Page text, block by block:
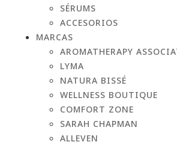
SÉRUMS
ACCESORIOS
MARCAS
AROMATHERAPY
LYMA
NATURA BISSÉ
WELLNESS BOUTIQUE
COMFORT ZONE
SARAH CHAPMAN
ALLEVEN